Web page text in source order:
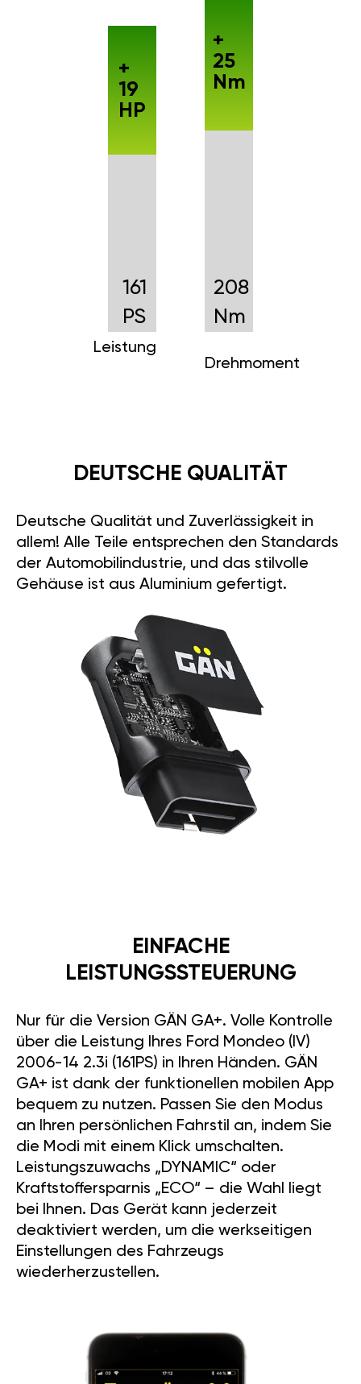
161
PS
Leistung
+
19
HP
208
Nm
Drehmoment
+
25
Nm
DEUTSCHE QUALITÄT
Deutsche Qualität und Zuverlässigkeit in
allem! Alle Teile entsprechen den Standards
der Automobilindustrie, und das stilvolle
Gehäuse ist aus Aluminium gefertigt.
EINFACHE
LEISTUNGSSTEUERUNG
Nur für die Version GÄN GA+. Volle Kontrolle
über die Leistung Ihres Ford Mondeo (IV)
2006-14 2.3i (161PS) in Ihren Händen. GÄN
GA+ ist dank der funktionellen mobilen App
bequem zu nutzen. Passen Sie den Modus
an Ihren persönlichen Fahrstil an, indem Sie
die Modi mit einem Klick umschalten.
Leistungszuwachs „DYNAMIC“ oder
Kraftstoffersparnis „ECO“ – die Wahl liegt
bei Ihnen. Das Gerät kann jederzeit
deaktiviert werden, um die werkseitigen
Einstellungen des Fahrzeugs
wiederherzustellen.